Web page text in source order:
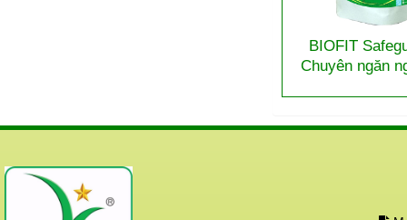
BIOFIT
Chuyên ngăn